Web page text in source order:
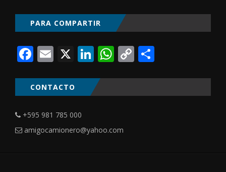
PARA COMPARTIR
Facebook
Email
X LinkedIn
WhatsApp
Copy
CONTACTO
+595 981 785 000
amigocamionero@yahoo.com